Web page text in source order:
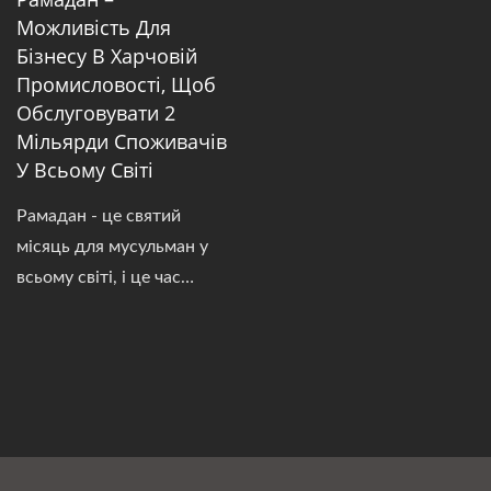
Можливість Для
Бізнесу В Харчовій
Промисловості, Щоб
Обслуговувати 2
Мільярди Споживачів
У Всьому Світі
Рамадан - це святий
місяць для мусульман у
всьому світі, і це час
заході сонця. Однак цей